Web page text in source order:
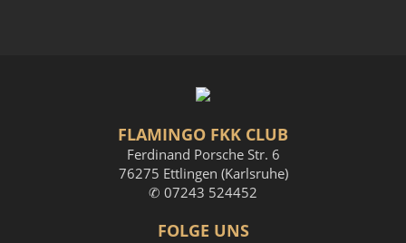
FLAMINGO FKK CLUB
Ferdinand Porsche Str. 6
76275 Ettlingen (Karlsruhe)
✆ 07243 524452
FOLGE UNS